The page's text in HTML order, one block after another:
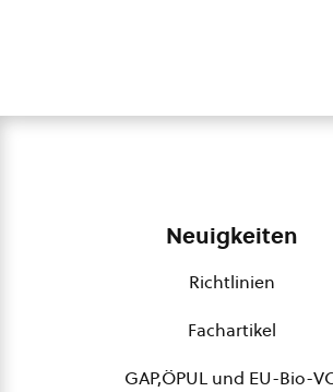
Neuigkeiten
Richtlinien
Fachartikel
GAP,ÖPUL und EU-Bio-